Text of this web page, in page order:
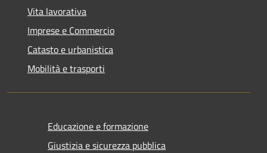
Vita lavorativa
Imprese e Commercio
Catasto e urbanistica
Mobilità e trasporti
Educazione e formazione
Giustizia e sicurezza pubblica